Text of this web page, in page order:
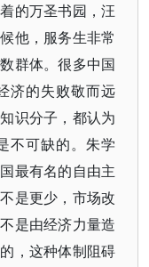
的万圣书园，汪
他，服务生非常
群体。很多中国
济的失败敬而远
识分子，都认为
不可缺的。朱学
最有名的自由主
是更少，市场改
是由经济力量造
，这种体制阻碍